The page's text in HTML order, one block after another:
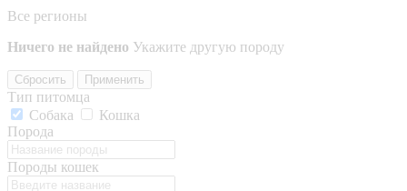
Все регионы
Ничего не найдено Укажите другую породу
Сбросить Применить
Тип питомца
Собака
Кошка
Порода
Породы кошек